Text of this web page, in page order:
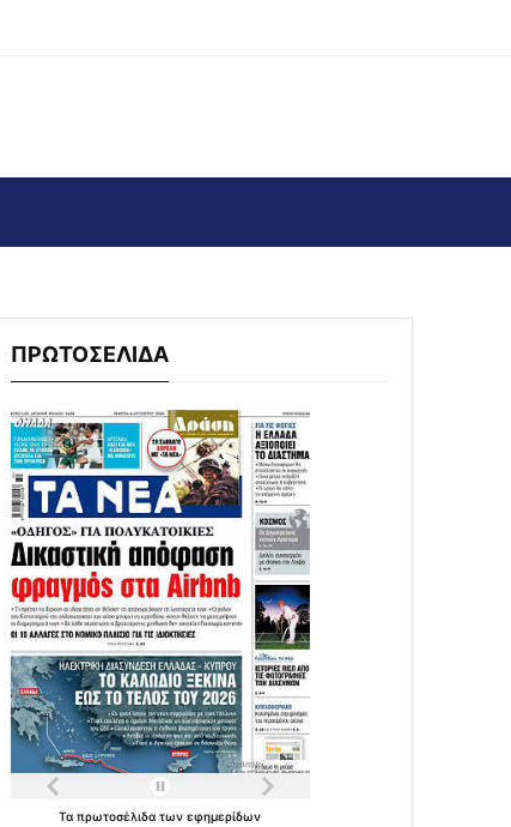
ΠΡΩΤΟΣΕΛΙΔΑ
Ταπρωτοσέλιδατωνεφημερίδων